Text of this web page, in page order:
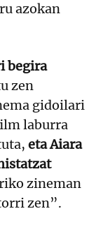
azokan
begira
zen
gidoilari
laburra
eta Aiara
zineman
zen”.